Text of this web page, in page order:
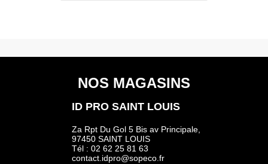
NOS MAGASINS
ID PRO SAINT LOUIS
Za Rpt Du Gol 5 Bis av Principale,
97450 SAINT LOUIS
Tél : 02 62 25 81 63
contact.idpro@sopeco.fr